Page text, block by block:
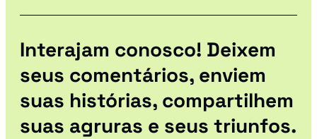
Interajam conosco! Deixem
seus comentários, enviem
suas histórias, compartilhem
suas agruras e seus triunfos.